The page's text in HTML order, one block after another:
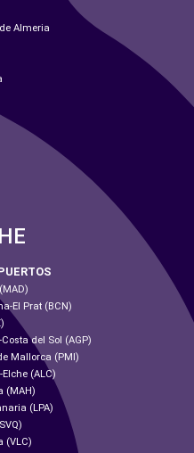
Almeria
El Prat (BCN)
del Sol (AGP)
Mallorca (PMI)
(ALC)
(MAH)
(LPA)
(VLC)